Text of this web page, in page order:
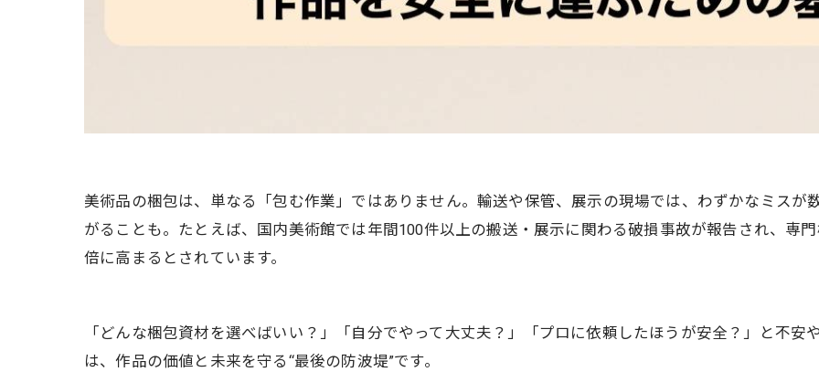
美術品の梱包は、単なる「包む作業」ではありません。輸送や保管、展示の現場では、わずかなミスが
がることも。たとえば、国内美術館では年間100件以上の搬送・展示に関わる破損事故が報告され、専
倍に高まるとされています。
「どんな梱包資材を選べばいい？」「自分でやって大丈夫？」「プロに依頼したほうが安全？」と不
は、作品の価値と未来を守る“最後の防波堤”です。